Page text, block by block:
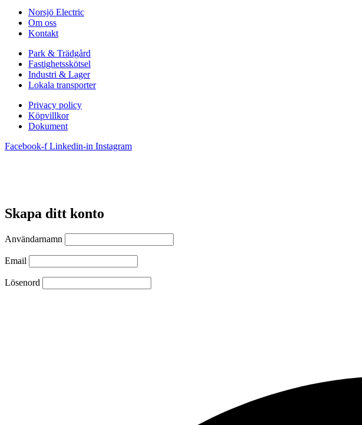
Norsjö Electric
Om oss
Kontakt
Park & Trädgård
Fastighetsskötsel
Industri & Lager
Lokala transporter
Privacy policy
Köpvillkor
Dokument
Facebook-f Linkedin-in Instagram
Skapa ditt konto
Användarnamn
Email
Lösenord